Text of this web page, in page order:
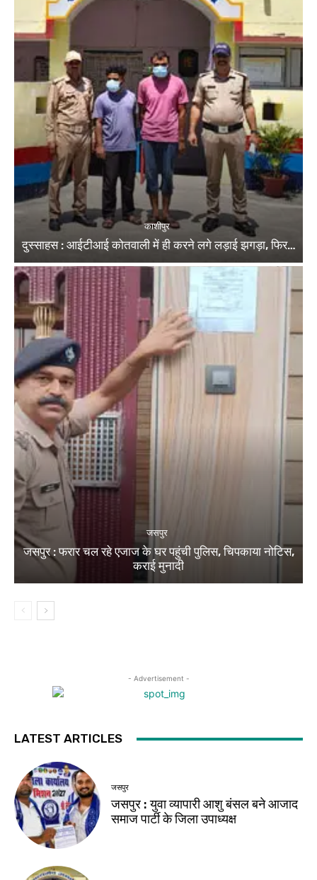
काशीपुर
दुस्साहस : आईटीआई कोतवाली में ही करने लगे लड़ाई झगड़ा, फिर…
जसपुर
जसपुर : फरार चल रहे एजाज के घर पहुंची पुलिस, चिपकाया नोटिस,
कराई मुनादी
- Advertisement -
LATEST ARTICLES
जसपुर
जसपुर : युवा व्यापारी आशु बंसल बने आजाद
समाज पार्टी के जिला उपाध्यक्ष